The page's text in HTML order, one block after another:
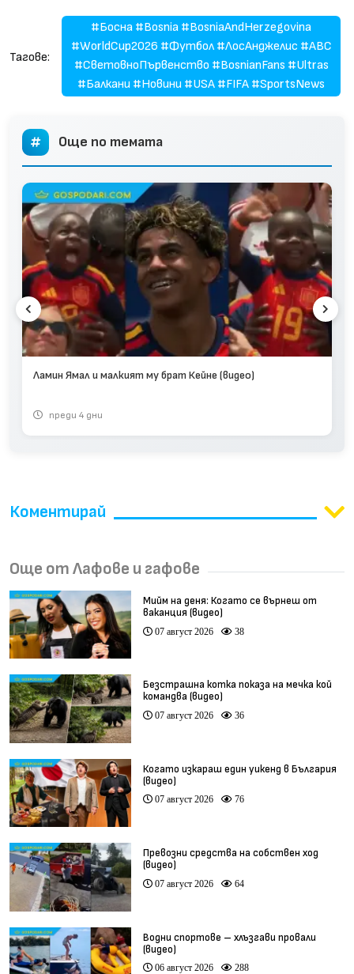
Тагове:
#Босна #Bosnia #BosniaAndHerzegovina
#WorldCup2026 #Футбол #ЛосАнджелис #ABC
#СветовноПървенство #BosnianFans #Ultras
#Балкани #Новини #USA #FIFA #SportsNews
Още по темата
Ламин Ямал и малкият му брат Кейне (видео)
преди 4 дни
Коментирай
Още от Лафове и гафове
Мийм на деня: Когато се върнеш от
ваканция (видео)
07 август 2026 38
Безстрашна котка показа на мечка кой
командва (видео)
07 август 2026 36
Когато изкараш един уикенд в България
(видео)
07 август 2026 76
Превозни средства на собствен ход
(видео)
07 август 2026 64
Водни спортове – хлъзгави провали
(видео)
06 август 2026 288